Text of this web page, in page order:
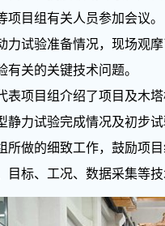
目组有关人员参加会议。
试验准备情况，现场观摩
关的关键技术问题。
项目组介绍了项目及木塔
静力试验完成情况及初步
做的细致工作，鼓励项目
目标、工况、数据采集等